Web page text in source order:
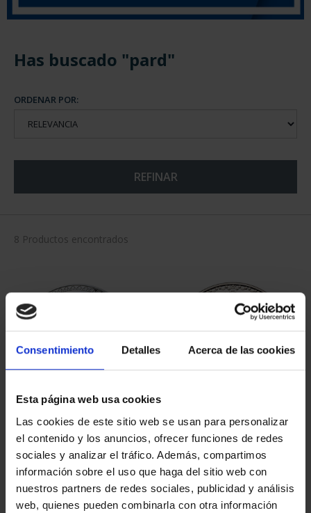
Consentimiento Detalles Acerca de las cookies
Esta página web usa cookies
Las cookies de este sitio web se usan para personalizar
el contenido y los anuncios, ofrecer funciones de redes
sociales y analizar el tráfico. Además, compartimos
información sobre el uso que haga del sitio web con
nuestros partners de redes sociales, publicidad y análisis
web, quienes pueden combinarla con otra información
Has buscado "pard"
ORDENAR POR:
REFINAR
8 Productos encontrados
275 ANIVERSARIO DE
GOYA (2021)
CINCUENTI...
610,00 €
CENTENARIO DE
SOROLLA (2023)
CINCUENTÍN
610,00 €